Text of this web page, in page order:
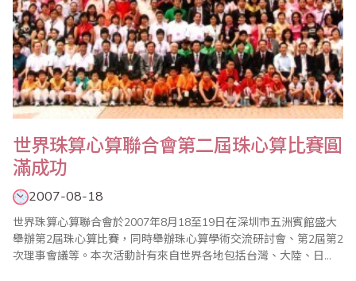
世界珠算心算聯合會第二屆珠心算比賽圓
滿成功
2007-08-18
世界珠算心算聯合會於2007年8月18至19日在深圳市五洲賓館盛大
舉辦第2屆珠心算比賽，同時舉辦珠心算學術交流研討會、第2屆第2
次理事會議等。本次活動計有來自世界各地包括台灣、大陸、日